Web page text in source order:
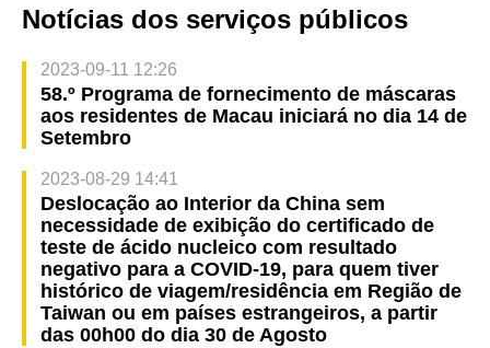
Notícias dos serviços públicos
2023-09-11 12:26
58.º Programa de fornecimento de máscaras
aos residentes de Macau iniciará no dia 14 de
Setembro
2023-08-29 14:41
Deslocação ao Interior da China sem
necessidade de exibição do certificado de
teste de ácido nucleico com resultado
negativo para a COVID-19, para quem tiver
histórico de viagem/residência em Região de
Taiwan ou em países estrangeiros, a partir
das 00h00 do dia 30 de Agosto